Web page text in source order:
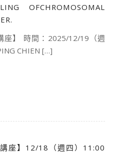
OFCHROMOSOMAL
座】 時間：2025/12/19（週
CHIEN […]
座】12/18（週四）11:00